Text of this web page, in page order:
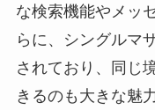
な検索機能やメッ
らに、シングルマ
されており、同じ
きるのも大きな魅